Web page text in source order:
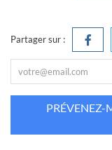
Partager sur :
PRÉVENEZ-